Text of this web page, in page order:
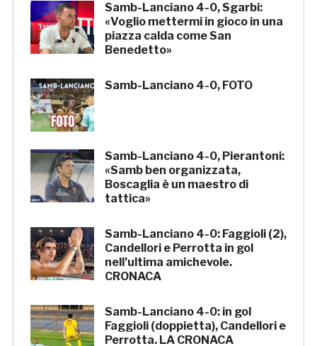
Samb-Lanciano 4-0, Sgarbi:
«Voglio mettermi in gioco in una
piazza calda come San
Benedetto»
Samb-Lanciano 4-0, FOTO
Samb-Lanciano 4-0, Pierantoni:
«Samb ben organizzata,
Boscaglia è un maestro di
tattica»
Samb-Lanciano 4-0: Faggioli (2),
Candellori e Perrotta in gol
nell’ultima amichevole.
CRONACA
Samb-Lanciano 4-0: in gol
Faggioli (doppietta), Candellori e
Perrotta. LA CRONACA